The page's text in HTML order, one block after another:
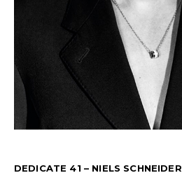
DEDICATE 41 – NIELS SCHNEIDER